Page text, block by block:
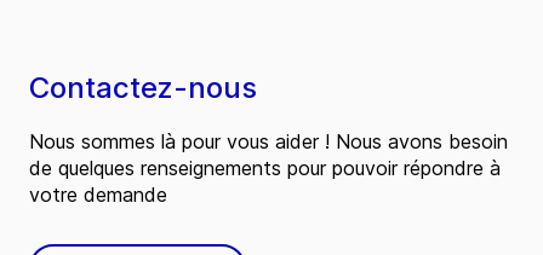
Contactez-nous
Nous sommes là pour vous aider ! Nous avons besoin
de quelques renseignements pour pouvoir répondre à
votre demande